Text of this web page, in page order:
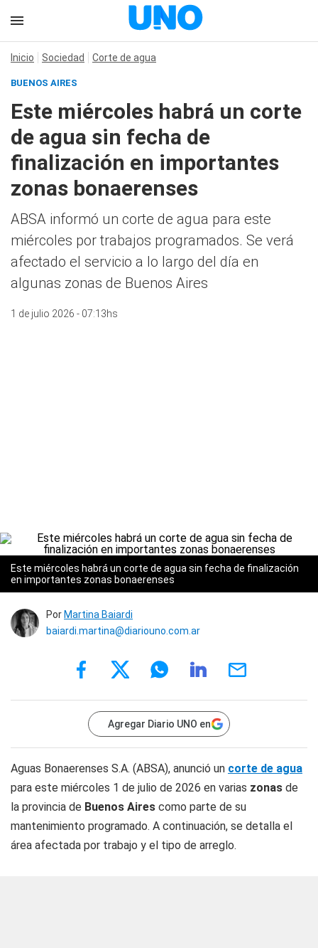
Inicio Sociedad Corte de agua
BUENOS AIRES
Este miércoles habrá un corte
de agua sin fecha de
finalización en importantes
zonas bonaerenses
ABSA informó un corte de agua para este
miércoles por trabajos programados. Se verá
afectado el servicio a lo largo del día en
algunas zonas de Buenos Aires
1 de julio 2026 - 07:13hs
Este miércoles habrá un corte de agua sin fecha de finalización
en importantes zonas bonaerenses
Por Martina Baiardi
baiardi.martina@diariouno.com.ar
Agregar Diario UNO en
Aguas Bonaerenses S.A. (ABSA), anunció un corte de agua
para este miércoles 1 de julio de 2026 en varias zonas de
la provincia de Buenos Aires como parte de su
mantenimiento programado. A continuación, se detalla el
área afectada por trabajo y el tipo de arreglo.